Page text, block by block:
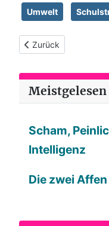
Umwelt
Vorheriger Beitrag:
Zurück
Scham,
Intelligenz
Die zwei